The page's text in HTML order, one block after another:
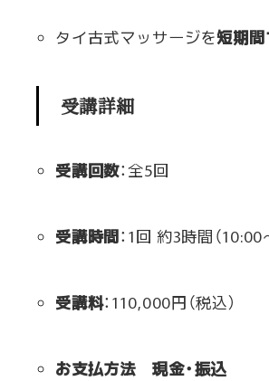
タイ古式マッサージを短期
受講詳細
受講回数：全5回
受講時間：1回 約3時間（10:00
受講料：110,000円（税込）
お支払方法 現金・振込